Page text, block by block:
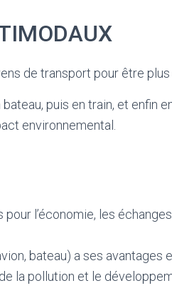
de transport pour être
puis en train, et enfin
environnemental.
l’économie, les
bateau) a ses avantages
la pollution et le